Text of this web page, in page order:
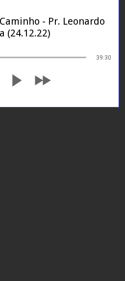
- Pr. Leonardo
(24.12.22)
39:30